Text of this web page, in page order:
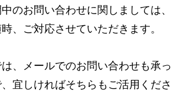
のお問い合わせに関しましては、
、ご対応させていただきます。
、メールでのお問い合わせも承っ
宜しければそちらもご活用くださ